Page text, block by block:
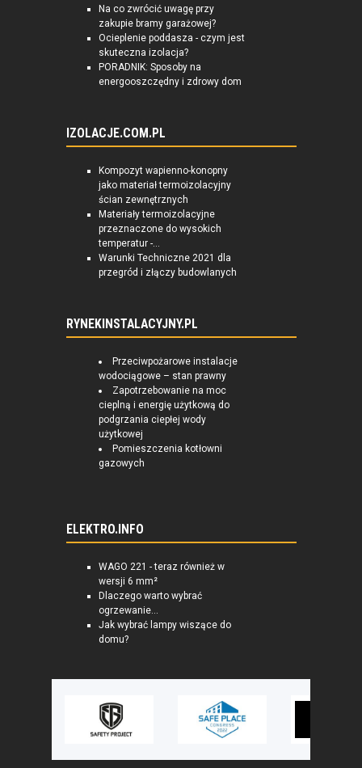
Na co zwrócić uwagę przy
zakupie bramy garażowej?
Ocieplenie poddasza - czym jest
skuteczna izolacja?
PORADNIK: Sposoby na
energooszczędny i zdrowy dom
IZOLACJE.COM.PL
Kompozyt wapienno-konopny
jako materiał termoizolacyjny
ścian zewnętrznych
Materiały termoizolacyjne
przeznaczone do wysokich
temperatur -...
Warunki Techniczne 2021 dla
przegród i złączy budowlanych
RYNEKINSTALACYJNY.PL
Przeciwpożarowe instalacje
wodociągowe – stan prawny
Zapotrzebowanie na moc
cieplną i energię użytkową do
podgrzania ciepłej wody
użytkowej
Pomieszczenia kotłowni
gazowych
ELEKTRO.INFO
WAGO 221 - teraz również w
wersji 6 mm²
Dlaczego warto wybrać
ogrzewanie...
Jak wybrać lampy wiszące do
domu?